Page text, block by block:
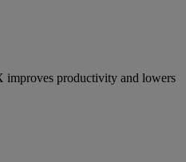
productivity and lowers